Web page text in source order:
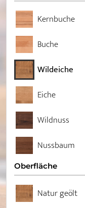
Kernbuche
Buche
Wildeiche
Eiche
Wildnuss
Nussbaum
Oberfläche
Natur geölt